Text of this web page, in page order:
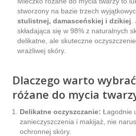
stworzony na bazie trzech
stulistnej, damasceńskiej i dzikiej
składająca się w 98% z naturalnych
delikatne, ale skuteczne
wrażliwej skóry.
Dlaczego warto
różane do mycia
Delikatne oczyszczanie: Łagodnie
zanieczyszczenia i makijaż, nie
ochronnej skóry.